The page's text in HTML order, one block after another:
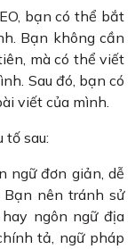
bạn có thể bắt
Bạn không cần
mà có thể viết
Sau đó, bạn có
viết của mình.
tố sau:
ngữ đơn giản, dễ
nên tránh sử
ngôn ngữ địa
tả, ngữ pháp